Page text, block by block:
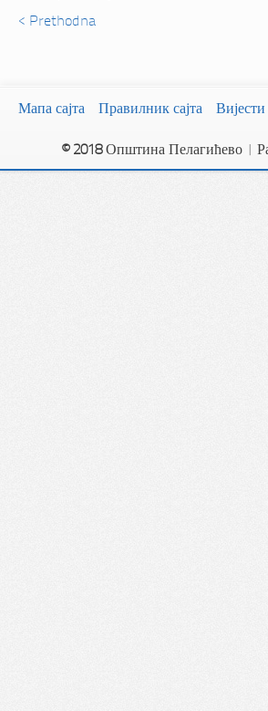
< Prethodna
Мапа сајта Правилник сајта Вијести
© 2018Општина Пелагићево |